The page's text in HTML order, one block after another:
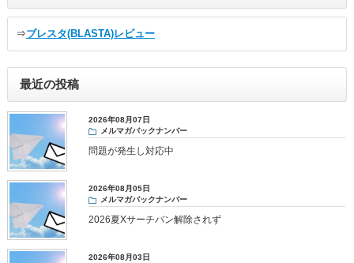
⇒ブレスタ(BLASTA)レビュー
最近の投稿
2026年08月07日
メルマガバックナンバー
問題が発生し対応中
2026年08月05日
メルマガバックナンバー
2026夏Xサーチバン解除されず
2026年08月03日